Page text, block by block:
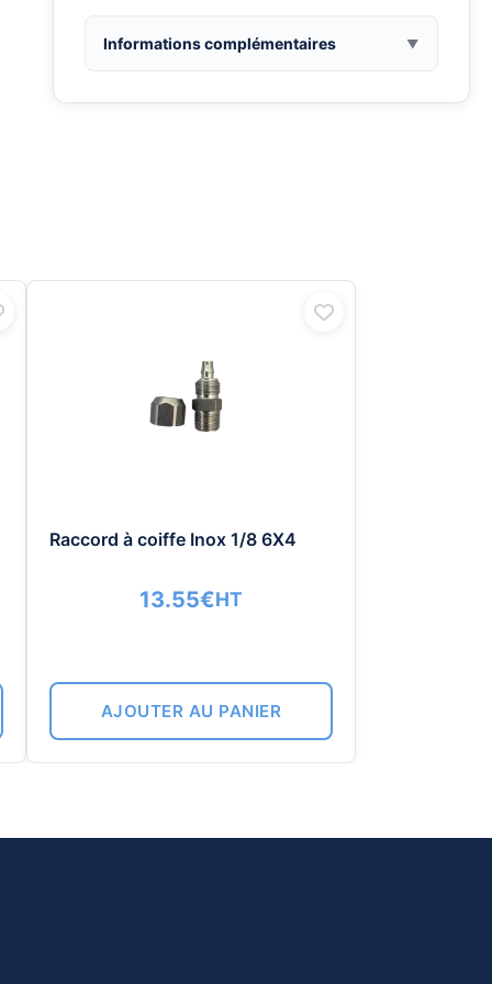
Informations complémentaires
Raccord à coiffe Inox 1/8 6X4
13.55€HT
AJOUTER AU PANIER